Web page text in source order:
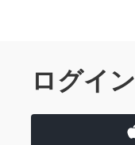
ログイン